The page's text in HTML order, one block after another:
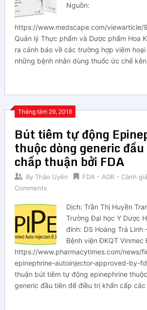
Nguồn:
https://www.medscape.com/
Quản lý Thực phẩm và Dược phẩm Hoa
ra cảnh báo về các trường hợp viêm
những bệnh nhân dùng thuốc ức chế
Tháng tám 29, 2018
Bút tiêm tự động
thuộc dòng generic
chấp thuận bởi FDA
By Thảo Uyên FDA - ADR - Cảnh
Comments
Dịch: Trần Thị Huyền
Trường Đại học Y Dược
đính: DS Hoàng Trà Linh
Bệnh viện ĐKQT
https://www.pharmacytimes.com/news/
epinephrine-autoinjector-approved-by-
thuận bút tiêm tự động epinephrine
generic đầu tiên để điều trị khẩn cấp các